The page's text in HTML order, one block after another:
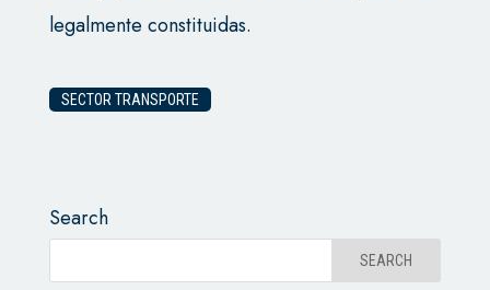
legalmente constituidas.
SECTOR TRANSPORTE
Search